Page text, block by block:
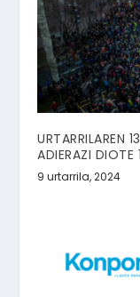
URTARRILAREN
ADIERAZI DIOTE
9 urtarrila, 2024